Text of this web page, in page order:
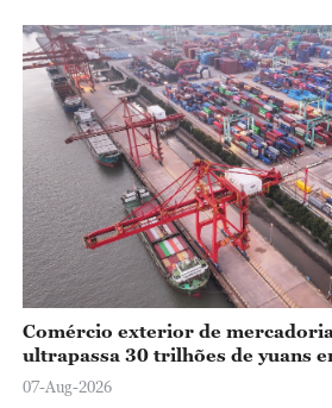
Comércio exterior de
ultrapassa 30 trilhões de yuans
07-Aug-2026